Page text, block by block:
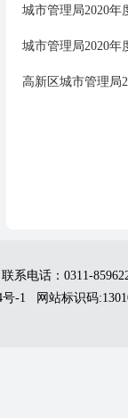
城市管理局2020年
城市管理局2020年
高新区城市管理局